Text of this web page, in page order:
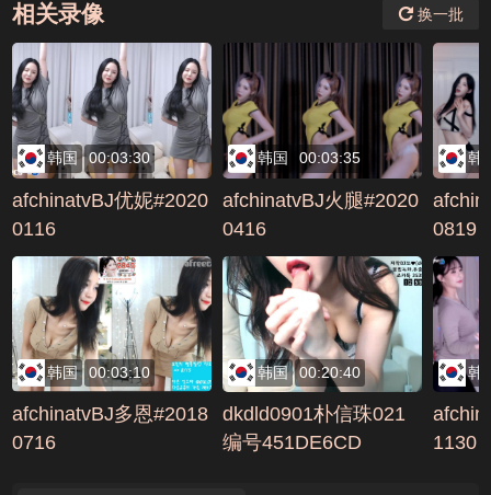
相关录像 换一批
韩国 00:03:30
afchinatvBJ优妮#2020
0116
韩国 00:03:35
afchinatvBJ火腿#2020
0416
韩
0819
韩国 00:03:10
afchinatvBJ多恩#2018
0716
韩国 00:20:40
dkdld0901朴信珠021
编号451DE6CD
韩
1130